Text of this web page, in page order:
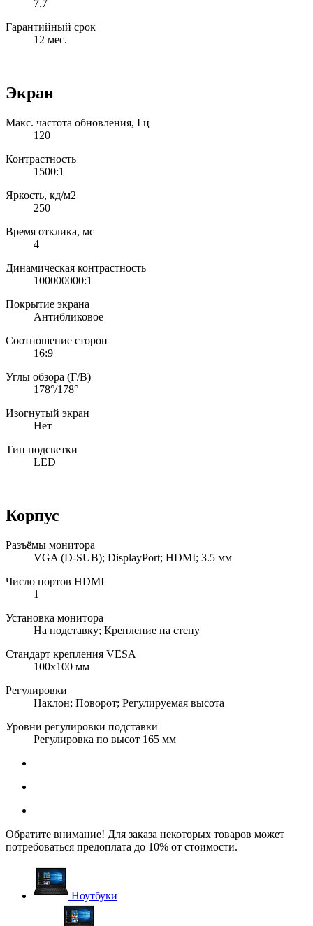
7.7
Гарантийный срок
12 мес.
Экран
Макс. частота обновления, Гц
120
Контрастность
1500:1
Яркость, кд/м2
250
Время отклика, мс
4
Динамическая контрастность
100000000:1
Покрытие экрана
Антибликовое
Соотношение сторон
16:9
Углы обзора (Г/В)
178°/178°
Изогнутый экран
Нет
Тип подсветки
LED
Корпус
Разъёмы монитора
VGA (D-SUB); DisplayPort; HDMI; 3.5 мм
Число портов HDMI
1
Установка монитора
На подставку; Крепление на стену
Стандарт крепления VESA
100x100 мм
Регулировки
Наклон; Поворот; Регулируемая высота
Уровни регулировки подставки
Регулировка по высот 165 мм
Обратите внимание! Для заказа некоторых товаров может
потребоваться предоплата до 10% от стоимости.
Ноутбуки